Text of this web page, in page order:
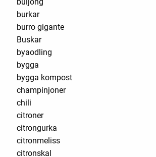
burkar
burro gigante
Buskar
byaodling
bygga
bygga kompost
champinjoner
chili
citroner
citrongurka
citronmeliss
citronskal